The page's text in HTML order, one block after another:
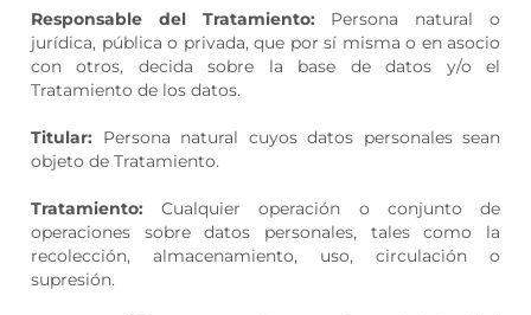
Responsable del Tratamiento: Persona natural o
jurídica, pública o privada, que por sí misma o en asocio
con otros, decida sobre la base de datos y/o el
Tratamiento de los datos.
Titular: Persona natural cuyos datos personales sean
objeto de Tratamiento.
Tratamiento: Cualquier operación o conjunto de
operaciones sobre datos personales, tales como la
recolección, almacenamiento, uso, circulación o
supresión.